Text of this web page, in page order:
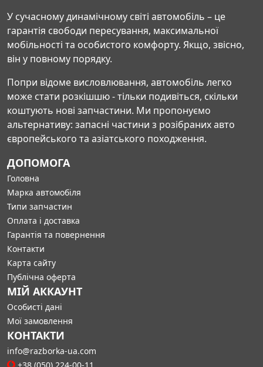
У сучасному динамічному світі автомобіль – це
гарантія свободи пересування, максимальної
мобільності та особистого комфорту. Якщо, звісно,
він у повному порядку.
Попри відоме висловлювання, автомобіль легко
може стати розкішшю - тільки подивіться, скільки
коштують нові запчастини. Ми пропонуємо
альтернативу: запасні частини з розібраних авто
європейського та азіатського походження.
ДОПОМОГА
Головна
Марка автомобіля
Типи запчастин
Оплата і доставка
Гарантія та повернення
Контакти
Карта сайту
Публічна оферта
МІЙ АККАУНТ
Особисті дані
Мої замовлення
КОНТАКТИ
info@razborka-ua.com